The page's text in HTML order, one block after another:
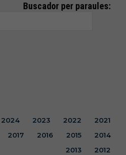
Buscador per paraules:
2024 2023 2022
2021
2017 2016 2015
2014
2013
2012